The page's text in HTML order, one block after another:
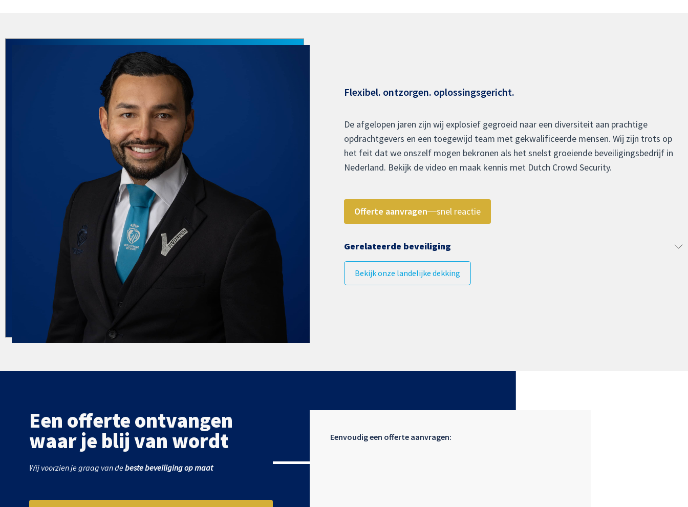
Flexibel. ontzorgen. oplossingsgericht.
De afgelopen jaren zijn wij explosief gegroeid naar een diversiteit aan prachtige
opdrachtgevers en een toegewijd team met gekwalificeerde mensen. Wij zijn trots op
het feit dat we onszelf mogen bekronen als het snelst groeiende beveiligingsbedrijf in
Nederland. Bekijk de video en maak kennis met Dutch Crowd Security.
Offerte aanvragen snel reactie
Gerelateerde beveiliging
Bekijk onze landelijke dekking
Een offerte ontvangen
waar je blij van wordt
Wij voorzien je graag van debeste beveiliging op maat
Eenvoudig een offerte aanvragen: